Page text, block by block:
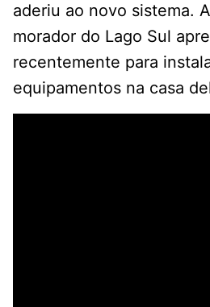
aderiu ao novo sistema.
morador do Lago Sul
recentemente para
equipamentos na casa